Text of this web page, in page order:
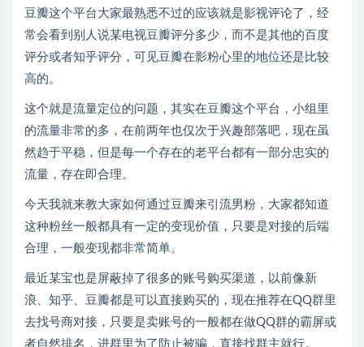
豆瓣这个平台大家最熟悉不过的应该就是影视评论了，经
常会看到别人说某电视豆瓣评分多少，而不是其他的百度
评分或者知乎评分，可见豆瓣在影粉心里的地位还是比较
高的。
这个就是流量定位的问题，其实在豆瓣这个平台，小组里
的流量非常的多，在前两年也仅次于兴趣部落吧，现在虽
然趋于平稳，但是每一个存在的老平台都有一部分忠实的
流量，存在即合理。
今天我就来教大家如何通过豆瓣来引流男粉，大家都知道
这种粉丝一般都具有一定的变现价值，只要是对接的后端
合理，一般变现都非常简单。
最近某宝也是屏蔽掉了很多的账号购买渠道，以前像新
浪、知乎、豆瓣都是可以直接购买的，现在推荐在QQ群里
去找号商对接，只要是卖账号的一般都在做QQ群的霸屏或
者自然排名，进群里为了防止被骗，直接找群主就行。